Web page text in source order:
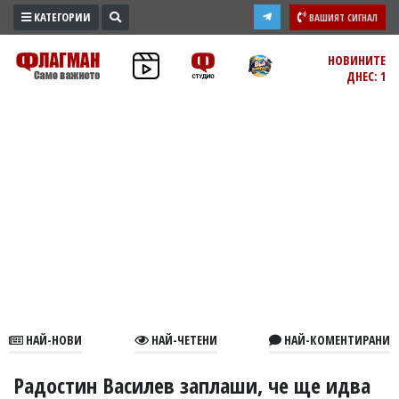
ПРОМО
ЗОНА
В
КАТЕГОРИИ ВАШИЯТ СИГНАЛ
НОВИНИТЕ
ДНЕС: 1
НАЙ-НОВИ НАЙ-ЧЕТЕНИ НАЙ-КОМЕНТИРАНИ
Радостин Василев заплаши, че ще идва